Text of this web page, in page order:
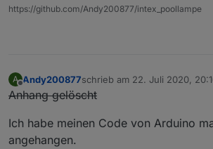
https://github.com/Andy200877/intex_poollampe
A
Offline
Andy200877schrieb am 22. Juli 2020,
zuletzt editiert von
Anhang gelöscht
Ich habe meinen Code von Arduino
angehangen.